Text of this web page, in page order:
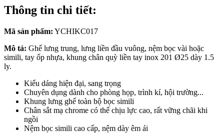
Thông tin chi tiết:
Mã sản phẩm: YCHIKC017
Mô tả: Ghế lưng trung, lưng liền đầu vuông, nệm bọc vài hoặc
simili, tay ốp nhựa, khung chân quỳ liền tay inox 201 Ø25 dày 1.5
ly.
Kiểu dáng hiện đại, sang trọng
Chuyên dụng dành cho phòng họp, trình kí, hội trường...
Khung lưng ghế toàn bộ bọc simili
Chân sắt mạ chrome có thể chịu lực cao, rất vững chãi khi
ngồi
Nệm bọc simili cao cấp, nệm dày êm ái